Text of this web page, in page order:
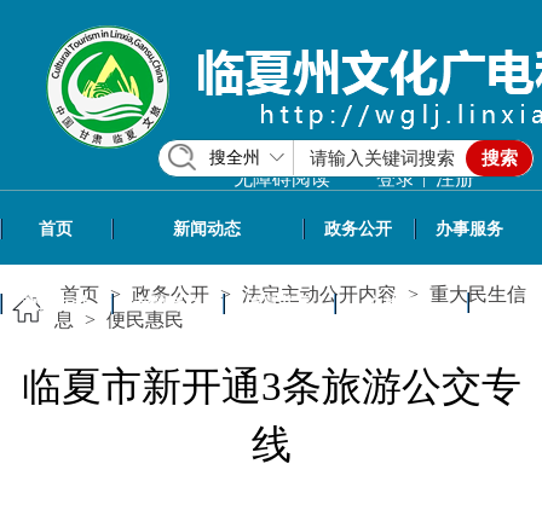
无障碍阅读 登录 | 注册
搜全州 搜索
首页 新闻动态 政务公开 办事服务
政民互动 专题专栏 信息共享 文旅资讯
首页 > 政务公开 > 法定主动公开内容 > 重大民生信
息
> 便民惠民
临夏市新开通3条旅游公交专
线